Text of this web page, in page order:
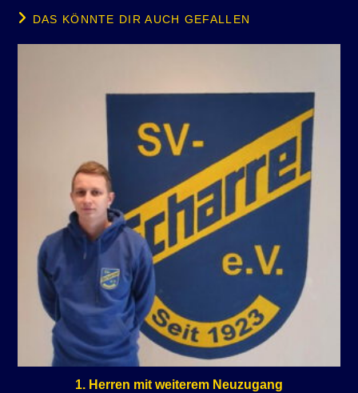
DAS KÖNNTE DIR AUCH GEFALLEN
1. Herren mit weiterem Neuzugang